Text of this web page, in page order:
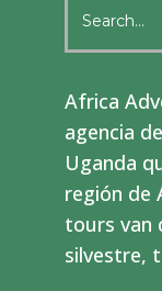
for:
Africa
agencia
Uganda
región de
tours van
silvestre,